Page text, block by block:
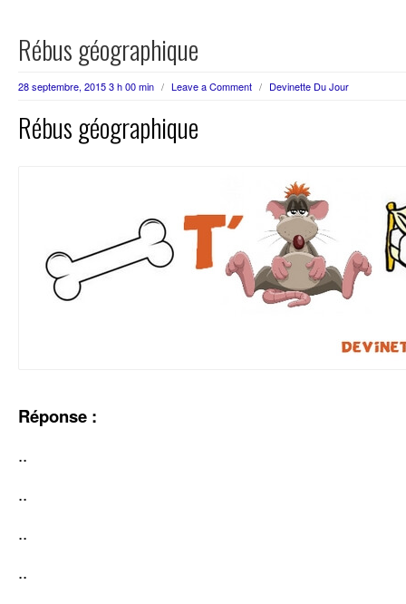
Rébus géographique
28 septembre, 2015 3 h 00 min / Leave a Comment / Devinette Du Jour
Rébus géographique
Réponse :
..
..
..
..